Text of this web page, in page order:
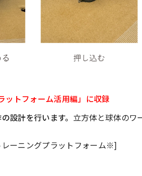
ットフォーム活用編」に収録
設計を行います。 立方体と球体のワ
ーニングプラットフォーム※]